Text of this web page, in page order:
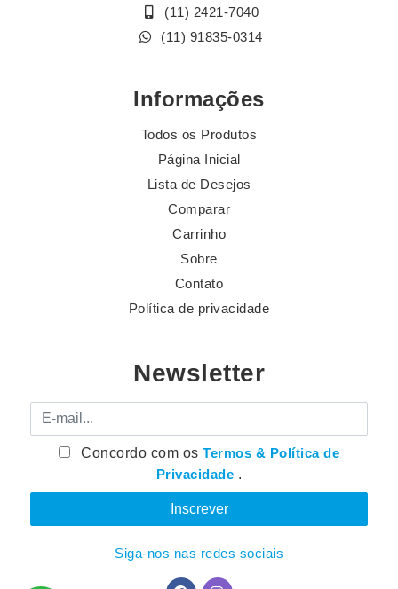
(11) 2421-7040
(11) 91835-0314
Informações
Todos os Produtos
Página Inicial
Lista de Desejos
Comparar
Carrinho
Sobre
Contato
Política de privacidade
Newsletter
E-mail
Concordo com osTermos & Política de
Privacidade .
Siga-nos nas redes sociais